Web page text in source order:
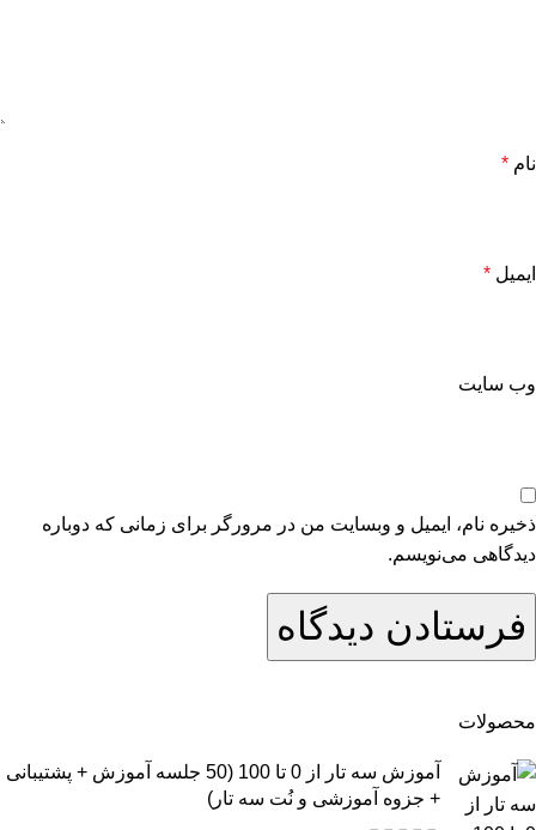
نام *
ایمیل *
وب‌ سایت
ذخیره نام، ایمیل و وبسایت من در مرورگر برای زمانی که دوباره
دیدگاهی می‌نویسم.
محصولات
آموزش سه تار از 0 تا 100 (50 جلسه آموزش + پشتیبانی
+ جزوه آموزشی و نُت سه تار)